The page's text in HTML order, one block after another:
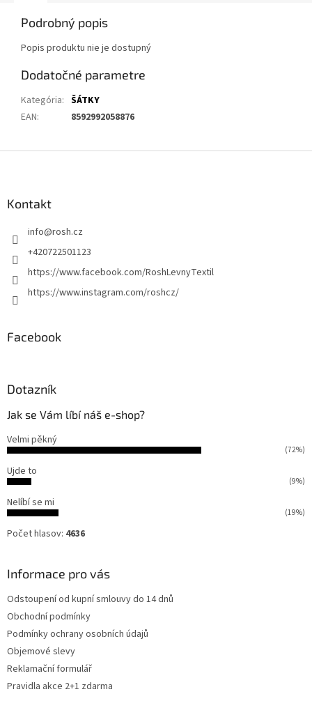
Podrobný popis
Popis produktu nie je dostupný
Dodatočné parametre
Kategória: ŠÁTKY
EAN: 8592992058876
Kontakt
info@rosh.cz
+420722501123
https://www.facebook.com/RoshLevnyTextil
https://www.instagram.com/roshcz/
Facebook
Dotazník
Jak se Vám líbí náš e-shop?
Velmi pěkný
(72%)
Ujde to
(9%)
Nelíbí se mi
(19%)
Počet hlasov: 4636
Informace pro vás
Odstoupení od kupní smlouvy do 14 dnů
Obchodní podmínky
Podmínky ochrany osobních údajů
Objemové slevy
Reklamační formulář
Pravidla akce 2+1 zdarma